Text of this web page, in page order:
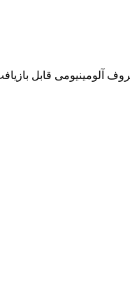
آلومینیومی قابل